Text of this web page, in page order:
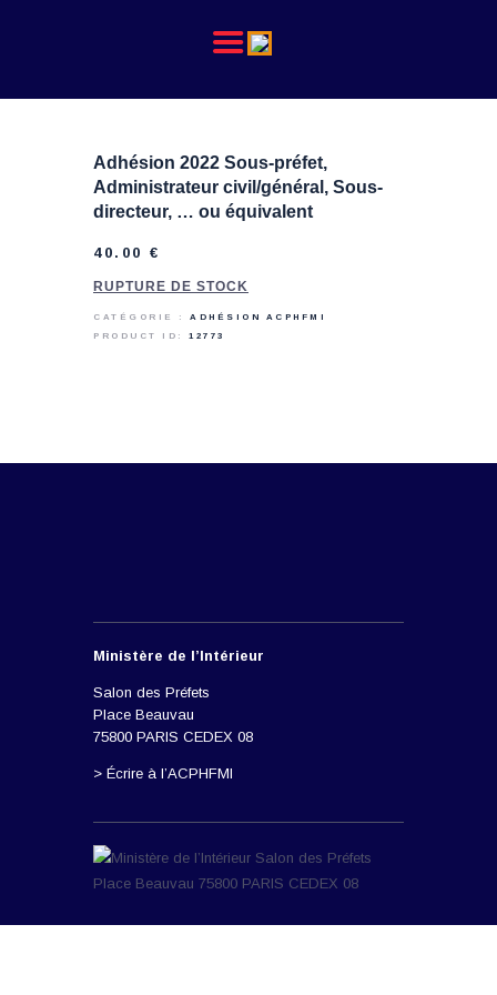
NOS ACTIONS
REVUE ADMINISTRATION
Adhésion 2022 Sous-préfet,
Administrateur civil/général, Sous-
directeur, … ou équivalent
40 . 00 €
RUPTURE DE STOCK
CATÉGORIE : ADHÉSION ACPHFMI
PRODUCT ID: 12773
Ministère de l’Intérieur
Salon des Préfets
Place Beauvau
75800 PARIS CEDEX 08
> Écrire à l’ACPHFMI